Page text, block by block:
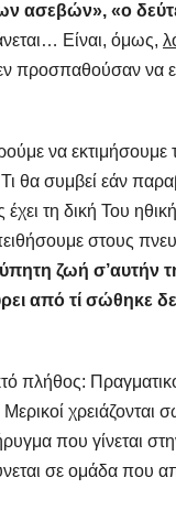
ασεβών», «ο
Είναι, όμως,
προσπαθούσαν να
να
θα συμβεί εάν
τη δική Του
στους
ζωή σ’αυτήν
από τί σώθηκε
πλήθος:
χρειάζονται
που γίνεται
σε ομάδα που